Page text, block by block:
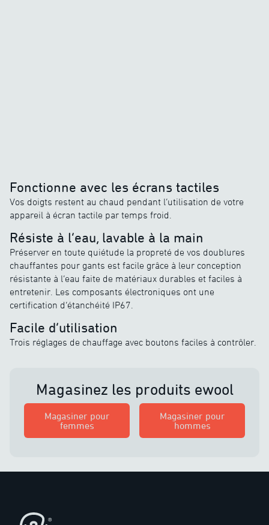
Fonctionne avec les écrans tactiles
Vos doigts restent au chaud pendant l’utilisation de votre
appareil à écran tactile par temps froid.
Résiste à l’eau, lavable à la main
Préserver en toute quiétude la propreté de vos doublures
chauffantes pour gants est facile grâce à leur conception
résistante à l’eau faite de matériaux durables et faciles à
entretenir. Les composants électroniques ont une
certification d’étanchéité IP67.
Facile d’utilisation
Trois réglages de chauffage avec boutons faciles à contrôler.
Magasinez les produits ewool
Magasiner pour
femmes
Magasiner pour
hommes
Pied de page